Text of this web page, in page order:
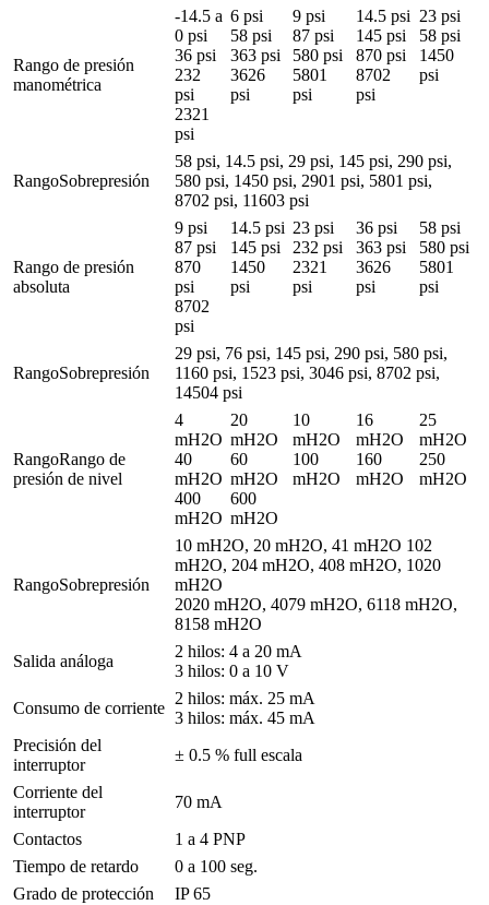
Rango de presión
manométrica
-14.5 a
0 psi
36 psi
232
psi
2321
psi
6 psi
58 psi
363 psi
3626
psi
9 psi
87 psi
580 psi
5801
psi
14.5 psi
145 psi
870 psi
8702
psi
23 psi
58 psi
1450
psi
RangoSobrepresión
58 psi, 14.5 psi, 29 psi, 145 psi, 290 psi,
580 psi, 1450 psi, 2901 psi, 5801 psi,
8702 psi, 11603 psi
Rango de presión
absoluta
9 psi
87 psi
870
psi
8702
psi
14.5 psi
145 psi
1450
psi
23 psi
232 psi
2321
psi
36 psi
363 psi
3626
psi
58 psi
580 psi
5801
psi
RangoSobrepresión
29 psi, 76 psi, 145 psi, 290 psi, 580 psi,
1160 psi, 1523 psi, 3046 psi, 8702 psi,
14504 psi
RangoRango de
presión de nivel
4
mH2O
40
mH2O
400
mH2O
20
mH2O
60
mH2O
600
mH2O
10
mH2O
100
mH2O
16
mH2O
160
mH2O
25
mH2O
250
mH2O
RangoSobrepresión
10 mH2O, 20 mH2O, 41 mH2O 102
mH2O, 204 mH2O, 408 mH2O, 1020
mH2O
2020 mH2O, 4079 mH2O, 6118 mH2O,
8158 mH2O
Salida análoga
2 hilos: 4 a 20 mA
3 hilos: 0 a 10 V
Consumo de corriente
2 hilos: máx. 25 mA
3 hilos: máx. 45 mA
Precisión del
interruptor
± 0.5 % full escala
Corriente del
interruptor
70 mA
Contactos
1 a 4 PNP
Tiempo de retardo
0 a 100 seg.
Grado de protección
IP 65